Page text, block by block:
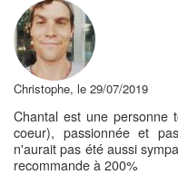
Christophe, le 29/07/2019
Chantal est une personne
coeur), passionnée et
n'aurait pas été aussi
recommande à 200%